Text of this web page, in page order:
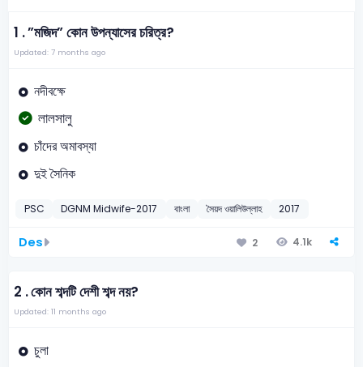
1 .”মজিদ” কোন উপন্যাসের চরিত্র?
Updated: 7 months ago
নদীবক্ষে
লালসালু
চাঁদের অমাবস্যা
দুই সৈনিক
PSC DGNM Midwife-2017 বাংলা সৈয়দ ওয়ালিউল্লাহ 2017
Des 2 4.1k
2 .কোন শব্দটি দেশী শব্দ নয়?
Updated: 11 months ago
চুলা